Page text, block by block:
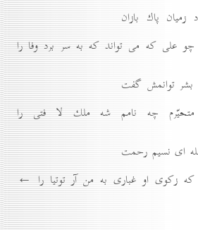
پاك بازان
چو على كه مى تواند كه به سر برد وفا را
بشر توانمش گفت
متحيّرم چه نامم شه ملك لا فتى را
اى نسيم رحمت
كه زكوى او غبارى به من آر توتيا را ←